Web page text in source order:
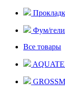
Фум/
Все товары